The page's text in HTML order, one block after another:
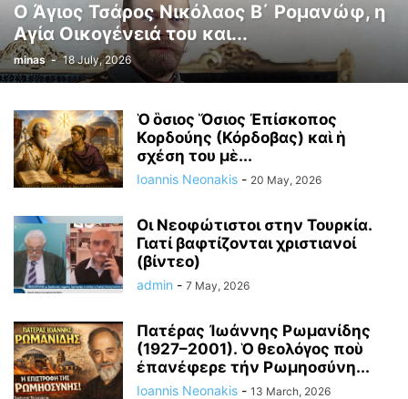
Ο Άγιος Τσάρος Νικόλαος Β΄ Ρομανώφ, η
Αγία Οικογένειά του και...
minas - 18 July, 2026
Ὁ ὃσιος Ὅσιος Ἐπίσκοπος
Κορδούης (Κόρδοβας) καὶ ἡ
σχέση του μὲ...
Ioannis Neonakis - 20 May, 2026
Οι Νεοφώτιστοι στην Τουρκία.
Γιατί βαφτίζονται χριστιανοί
(βίντεο)
admin - 7 May, 2026
Πατέρας Ἰωάννης Ρωμανίδης
(1927–2001). Ὁ θεολόγος ποὺ
ἐπανέφερε τήν Ρωμηοσύνη...
Ioannis Neonakis - 13 March, 2026